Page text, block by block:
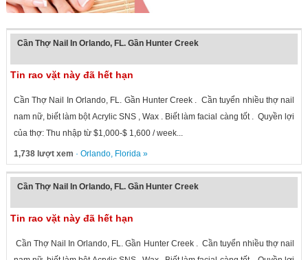
Cần Thợ Nail In Orlando, FL. Gần Hunter Creek
Tin rao vặt này đã hết hạn
Cần Thợ Nail In Orlando, FL. Gần Hunter Creek . Cần tuyển nhiều thợ nail
nam nữ, biết làm bột Acrylic SNS , Wax . Biết làm facial càng tốt . Quyền lợi
của thợ: Thu nhập từ $1,000-$ 1,600 / week...
1,738 lượt xem · Orlando, Florida»
Cần Thợ Nail In Orlando, FL. Gần Hunter Creek
Tin rao vặt này đã hết hạn
Cần Thợ Nail In Orlando, FL. Gần Hunter Creek . Cần tuyển nhiều thợ nail